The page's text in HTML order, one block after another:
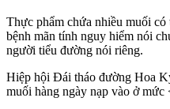
Thực phẩm chứa nhiều muối có
bệnh mãn tính nguy hiểm nói
người tiểu đường nói riêng.
Hiệp hội Đái tháo đường Hoa
muối hàng ngày nạp vào ở mức